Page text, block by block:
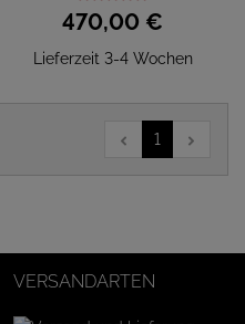
470,00 €
Lieferzeit 3-4 Wochen
1
VERSANDARTEN